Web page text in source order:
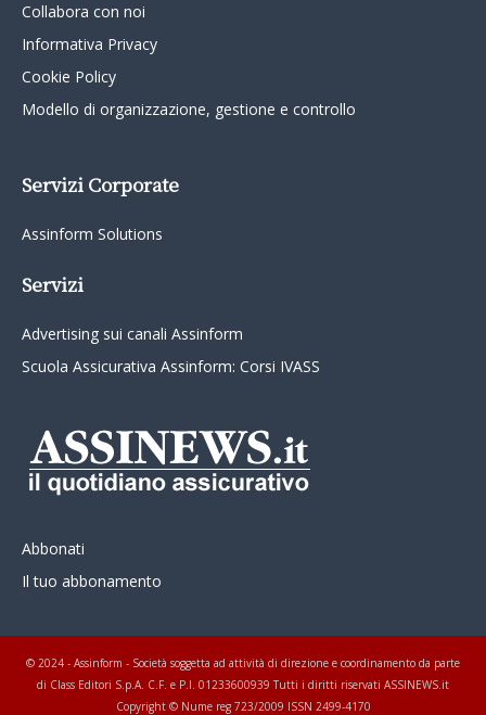
Collabora con noi
Informativa Privacy
Cookie Policy
Modello di organizzazione, gestione e controllo
Servizi Corporate
Assinform Solutions
Servizi
Advertising sui canali Assinform
Scuola Assicurativa Assinform: Corsi IVASS
Abbonati
Il tuo abbonamento
© 2024 - Assinform - Società soggetta ad attività di direzione e coordinamento da parte
di Class Editori S.p.A. C.F. e P.I. 01233600939 Tutti i diritti riservati ASSINEWS.it
Copyright © Nume reg 723/2009 ISSN 2499-4170